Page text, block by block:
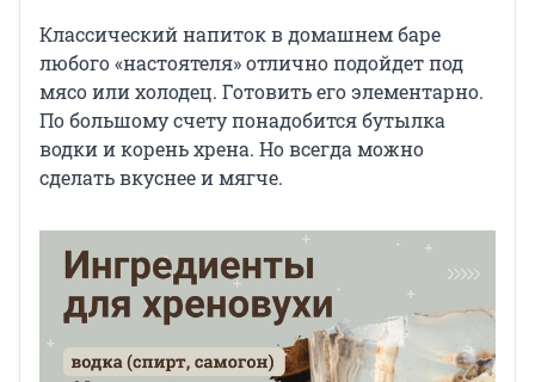
Классический напиток в домашнем баре
любого «настоятеля» отлично подойдет под
мясо или холодец. Готовить его элементарно.
По большому счету понадобится бутылка
водки и корень хрена. Но всегда можно
сделать вкуснее и мягче.